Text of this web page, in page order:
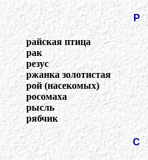
Р
райская птица
рак
резус
ржанка золотистая
рой (насекомых)
росомаха
рысль
рябчик
С